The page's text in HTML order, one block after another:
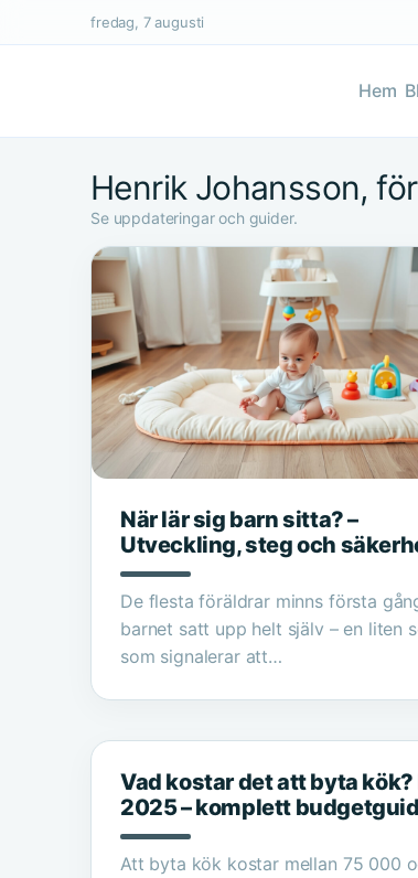
fredag, 7 augusti
Hem
Henrik Johansson,
Se uppdateringar och guider.
När lär sig barn sitta? –
Utveckling, steg och
De flesta föräldrar minns första
barnet satt upp helt själv – en liten
som signalerar att…
Vad kostar det att byta kök?
2025 – komplett
Att byta kök kostar mellan 75 000